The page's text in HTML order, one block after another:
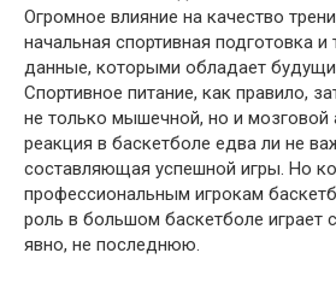
Огромное влияние на качество
начальная спортивная подготовка и
данные, которыми обладает
Спортивное питание, как правило,
не только мышечной, но и мозговой
реакция в баскетболе едва ли не
составляющая успешной игры. Но
профессиональным игрокам
роль в большом баскетболе играет
явно, не последнюю.